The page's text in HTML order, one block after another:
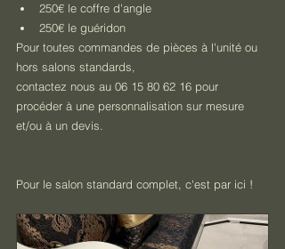
250€ le coffre d'angle
250€ le guéridon
Pour toutes commandes de pièces à l'unité ou
hors salons standards,
contactez nous au 06 15 80 62 16 pour
procéder à une personnalisation sur mesure
et/ou à un devis.
Pour le salon standard complet, c'est par ici !